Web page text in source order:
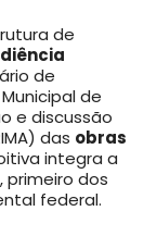
de
de
de
e discussão
das obras
integra a
primeiro dos
federal.